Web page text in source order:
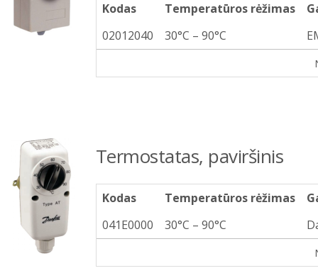
Kodas Temperatūros rėžimas
02012040
30°C – 90°C
Termostatas, paviršinis
Kodas Temperatūros rėžimas
041E0000
30°C – 90°C